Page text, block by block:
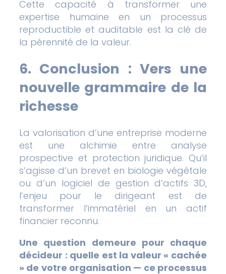
Cette capacité à transformer une
expertise humaine en un processus
reproductible et auditable est la clé de
la pérennité de la valeur.
6. Conclusion : Vers une
nouvelle grammaire de la
richesse
La valorisation d’une entreprise moderne
est une alchimie entre analyse
prospective et protection juridique. Qu’il
s’agisse d’un brevet en biologie végétale
ou d’un logiciel de gestion d’actifs 3D,
l’enjeu pour le dirigeant est de
transformer l’immatériel en un actif
financier reconnu.
Une question demeure pour chaque
décideur : quelle est la valeur « cachée
» de votre organisation — ce processus